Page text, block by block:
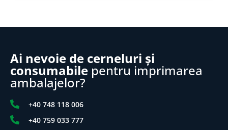
Ai nevoie de cerneluri și
consumabile pentru imprimarea
ambalajelor?
+40 748 118 006
+40 759 033 777